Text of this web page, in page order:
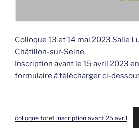
Colloque 13 et 14 mai 2023 Salle
Châtillon-sur-Seine.
Inscription avant le 15 avril 2023
formulaire à télécharger ci-
colloque foret inscription avant 25 avril